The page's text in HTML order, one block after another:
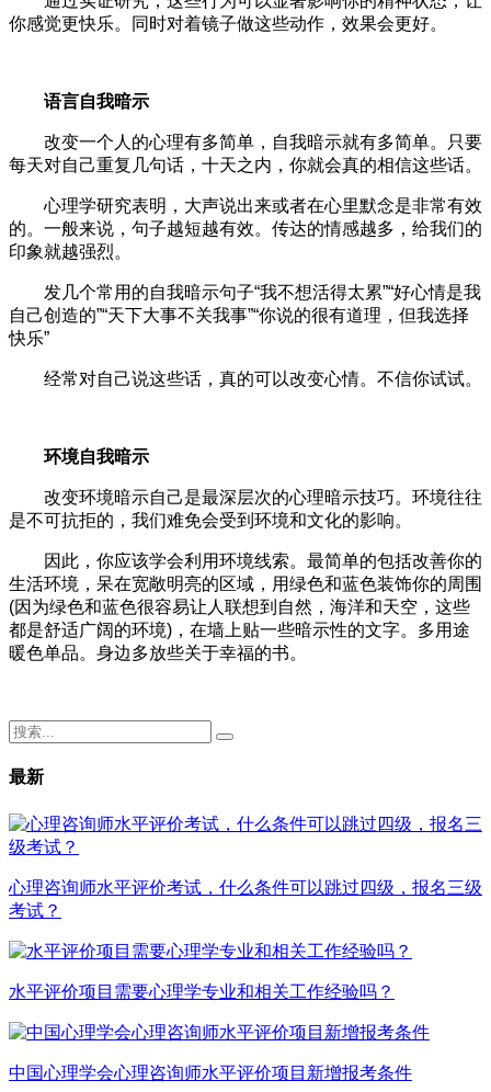
你感觉更快乐。同时对着镜子做这些动作，效果会更好。
语言自我暗示
改变一个人的心理有多简单，自我暗示就有多简单。只要
每天对自己重复几句话，十天之内，你就会真的相信这些话。
心理学研究表明，大声说出来或者在心里默念是非常有效
的。一般来说，句子越短越有效。传达的情感越多，给我们的
印象就越强烈。
发几个常用的自我暗示句子“我不想活得太累”“好心情是我
自己创造的”“天下大事不关我事”“你说的很有道理，但我选择
快乐”
经常对自己说这些话，真的可以改变心情。不信你试试。
环境自我暗示
改变环境暗示自己是最深层次的心理暗示技巧。环境往往
是不可抗拒的，我们难免会受到环境和文化的影响。
因此，你应该学会利用环境线索。最简单的包括改善你的
生活环境，呆在宽敞明亮的区域，用绿色和蓝色装饰你的周围
(因为绿色和蓝色很容易让人联想到自然，海洋和天空，这些
都是舒适广阔的环境)，在墙上贴一些暗示性的文字。多用途
暖色单品。身边多放些关于幸福的书。
最新
心理咨询师水平评价考试，什么条件可以跳过四级，报名三级
考试？
水平评价项目需要心理学专业和相关工作经验吗？
中国心理学会心理咨询师水平评价项目新增报考条件